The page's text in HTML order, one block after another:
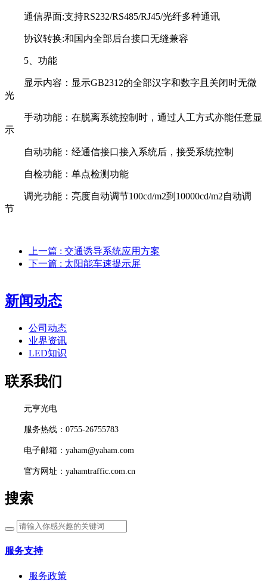
通信界面:支持RS232/RS485/RJ45/光纤多种通讯
协议转换:和国内全部后台接口无缝兼容
5、功能
显示内容：显示GB2312的全部汉字和数字且关闭时无微
光
手动功能：在脱离系统控制时，通过人工方式亦能任意显
示
自动功能：经通信接口接入系统后，接受系统控制
自检功能：单点检测功能
调光功能：亮度自动调节100cd/m2到10000cd/m2自动调
节
上一篇 : 交通诱导系统应用方案
下一篇 : 太阳能车速提示屏​
新闻动态
公司动态
业界资讯
LED知识
联系我们
元亨光电
服务热线：0755-26755783
电子邮箱：yaham@yaham.com
官方网址：yahamtraffic.com.cn
搜索
服务支持
服务政策